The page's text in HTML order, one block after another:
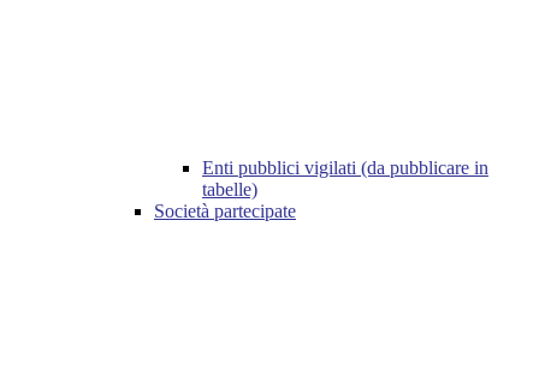
Enti pubblici vigilati (da pubblicare in
tabelle)
Società partecipate